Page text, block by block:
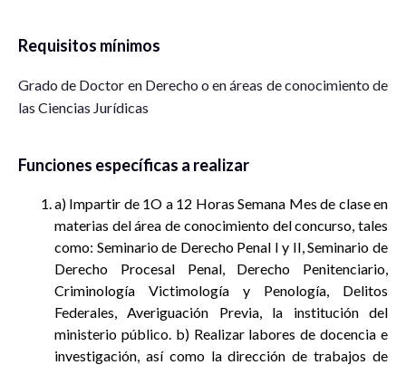
Requisitos mínimos
Grado de Doctor en Derecho o en áreas de conocimiento de
las Ciencias Jurídicas
Funciones específicas a realizar
a) Impartir de 1O a 12 Horas Semana Mes de clase en
materias del área de conocimiento del concurso, tales
como: Seminario de Derecho Penal I y II, Seminario de
Derecho Procesal Penal, Derecho Penitenciario,
Criminología Victimología y Penología, Delitos
Federales, Averiguación Previa, la institución del
ministerio público. b) Realizar labores de docencia e
investigación, así como la dirección de trabajos de